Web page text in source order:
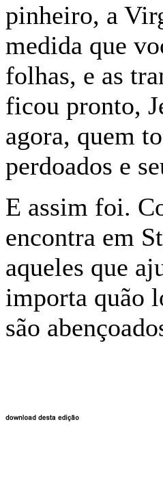
pinheiro, a
medida que
folhas, e as
ficou pronto,
agora, quem
perdoados e
E assim foi.
encontra em
aqueles que
importa quão
são